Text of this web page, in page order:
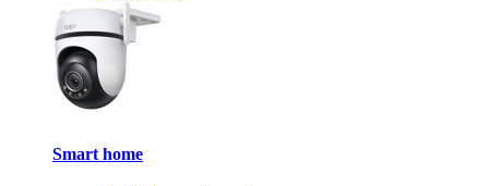
Smart home